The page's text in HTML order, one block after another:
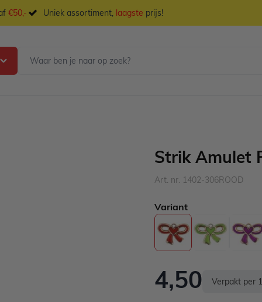
€50,- Uniek assortiment, laagste prijs!
Strik Amulet
Art. nr. 1402-306ROOD
Variant
4,50 Verpakt per